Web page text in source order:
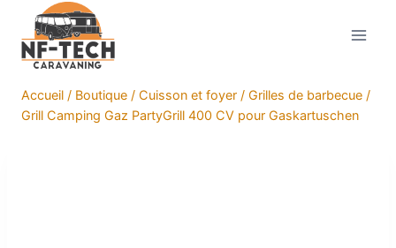
contenu
Accueil / Boutique / Cuisson et foyer / Grilles de barbecue /
Grill Camping Gaz PartyGrill 400 CV pour Gaskartuschen